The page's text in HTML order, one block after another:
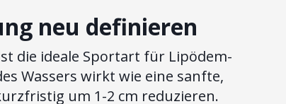
neu definieren
die ideale Sportart für Lipödem-
Wassers wirkt wie eine sanfte,
um 1-2 cm reduzieren.